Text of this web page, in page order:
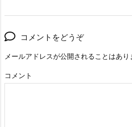
コメントをどうぞ
メールアドレスが公開されることはあり
コメント